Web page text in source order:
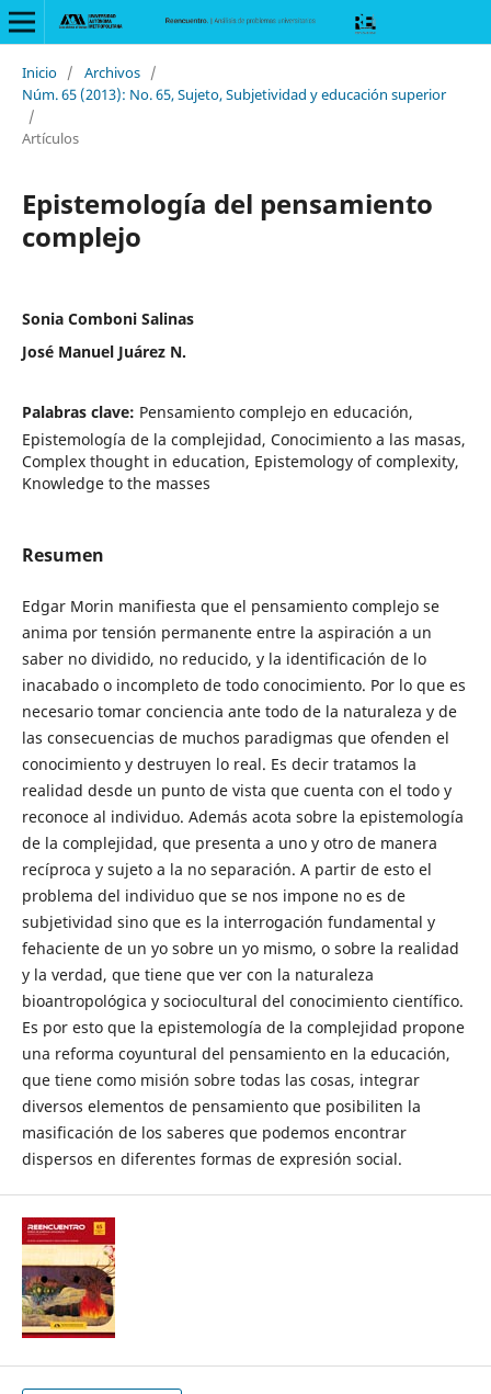
Inicio / Archivos /
Núm. 65 (2013): No. 65, Sujeto, Subjetividad y educación superior
/
Artículos
Epistemología del pensamiento
complejo
Sonia Comboni Salinas
José Manuel Juárez N.
Palabras clave: Pensamiento complejo en educación,
Epistemología de la complejidad, Conocimiento a las masas,
Complex thought in education, Epistemology of complexity,
Knowledge to the masses
Resumen
Edgar Morin manifiesta que el pensamiento complejo se
anima por tensión permanente entre la aspiración a un
saber no dividido, no reducido, y la identificación de lo
inacabado o incompleto de todo conocimiento. Por lo que es
necesario tomar conciencia ante todo de la naturaleza y de
las consecuencias de muchos paradigmas que ofenden el
conocimiento y destruyen lo real. Es decir tratamos la
realidad desde un punto de vista que cuenta con el todo y
reconoce al individuo. Además acota sobre la epistemología
de la complejidad, que presenta a uno y otro de manera
recíproca y sujeto a la no separación. A partir de esto el
problema del individuo que se nos impone no es de
subjetividad sino que es la interrogación fundamental y
fehaciente de un yo sobre un yo mismo, o sobre la realidad
y la verdad, que tiene que ver con la naturaleza
bioantropológica y sociocultural del conocimiento científico.
Es por esto que la epistemología de la complejidad propone
una reforma coyuntural del pensamiento en la educación,
que tiene como misión sobre todas las cosas, integrar
diversos elementos de pensamiento que posibiliten la
masificación de los saberes que podemos encontrar
dispersos en diferentes formas de expresión social.